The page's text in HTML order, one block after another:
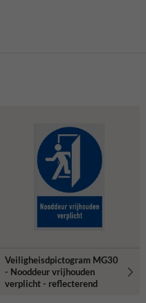
Veiligheisdpictogram MG30
- Nooddeur vrijhouden
verplicht - reflecterend